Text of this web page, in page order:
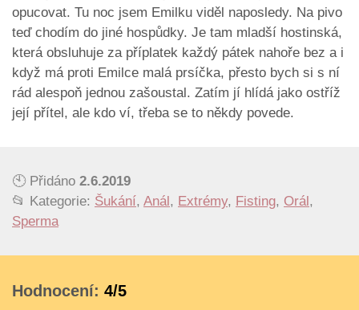
opucovat. Tu noc jsem Emilku viděl naposledy. Na pivo
teď chodím do jiné hospůdky. Je tam mladší hostinská,
která obsluhuje za příplatek každý pátek nahoře bez a i
když má proti Emilce malá prsíčka, přesto bych si s ní
rád alespoň jednou zašoustal. Zatím jí hlídá jako ostříž
její přítel, ale kdo ví, třeba se to někdy povede.
🕙 Přidáno 2.6.2019
📂 Kategorie: Šukání, Anál , Extrémy, Fisting, Orál ,
Sperma
Hodnocení: 4/5